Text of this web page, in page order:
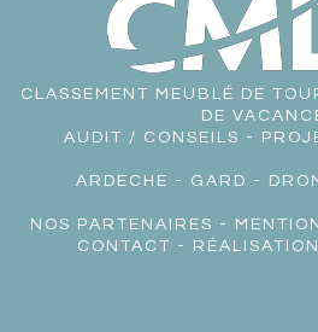
CLASSEMENT MEUBLÉ DE
DE
AUDIT / CONSEILS -
ARDECHE - GARD -
NOS PARTENAIRES -
CONTACT -